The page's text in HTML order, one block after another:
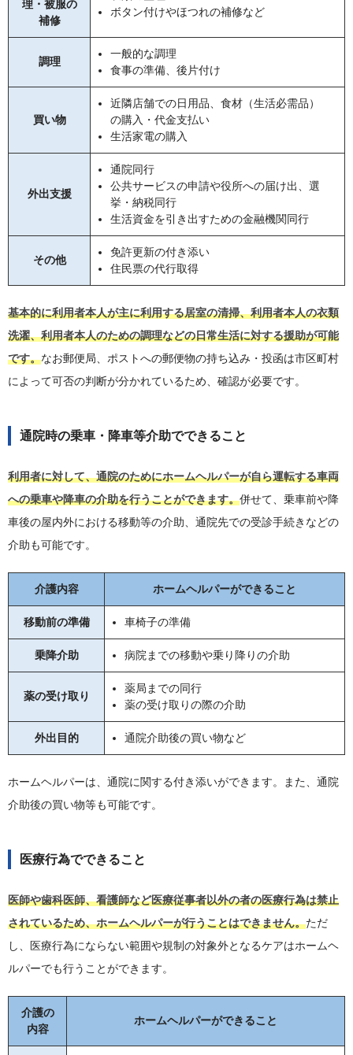
理・被服の
補修
ボタン付けやほつれの補修など
調理
一般的な調理
食事の準備、後片付け
買い物
近隣店舗での日用品、食材（生活必需品）
の購入・代金支払い
生活家電の購入
外出支援
通院同行
公共サービスの申請や役所への届け出、選
挙・納税同行
生活資金を引き出すための金融機関同行
その他
免許更新の付き添い
住民票の代行取得
基本的に利用者本人が主に利用する居室の清掃、利用者本人の衣類
洗濯、利用者本人のための調理などの日常生活に対する援助が可能
です。なお郵便局、ポストへの郵便物の持ち込み・投函は市区町村
によって可否の判断が分かれているため、確認が必要です。
通院時の乗車・降車等介助でできること
利用者に対して、通院のためにホームヘルパーが自ら運転する車両
への乗車や降車の介助を行うことができます。併せて、乗車前や降
車後の屋内外における移動等の介助、通院先での受診手続きなどの
介助も可能です。
介護内容 ホームヘルパーができること
移動前の準備 車椅子の準備
乗降介助 病院までの移動や乗り降りの介助
薬の受け取り
薬局までの同行
薬の受け取りの際の介助
外出目的 通院介助後の買い物など
ホームヘルパーは、通院に関する付き添いができます。また、通院
介助後の買い物等も可能です。
医療行為でできること
医師や歯科医師、看護師など医療従事者以外の者の医療行為は禁止
されているため、ホームヘルパーが行うことはできません。ただ
し、医療行為にならない範囲や規制の対象外となるケアはホームヘ
ルパーでも行うことができます。
介護の
内容
ホームヘルパーができること